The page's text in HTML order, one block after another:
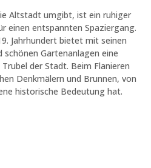
Altstadt umgibt, ist ein ruhiger
einen entspannten Spaziergang.
Jahrhundert bietet mit seinen
Gartenanlagen eine
der Stadt. Beim Flanieren
Denkmälern und Brunnen, von
historische Bedeutung hat.